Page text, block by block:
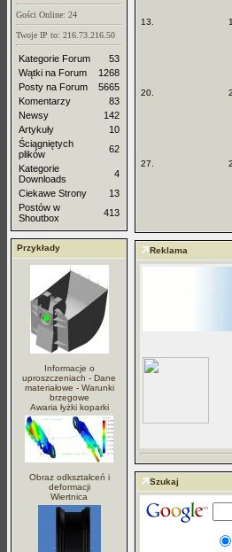
Gości Online: 24
Twoje IP to: 216.73.216.50
Kategorie Forum
53
Wątki na Forum
1268
Posty na Forum
5665
Komentarzy
83
Newsy
142
Artykuły
10
Ściągniętych
plików
62
Kategorie
Downloads
4
Ciekawe Strony
13
Postów w
Shoutbox
413
Przykłady
Informacje o
uproszczeniach - Dane
materiałowe - Warunki
brzegowe
Awaria łyżki koparki
Obraz odkształceń i
deformacji
Wiertnica
13.
20.
27.
Reklama
Szukaj